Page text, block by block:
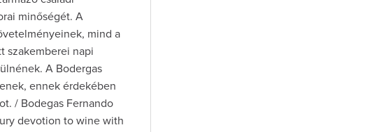
minőségét. A
mind a
szakemberei napi
A Bodergas
ennek érdekében
/ Bodegas Fernando
devotion to wine with